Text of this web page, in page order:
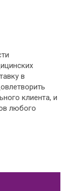
в
клиента, и
любого